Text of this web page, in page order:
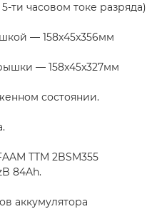
ти часовом токе разряда)
— 158x45x356мм
— 158x45x327мм
состоянии.
TTM 2BSM355
84Ah.
аккумулятора